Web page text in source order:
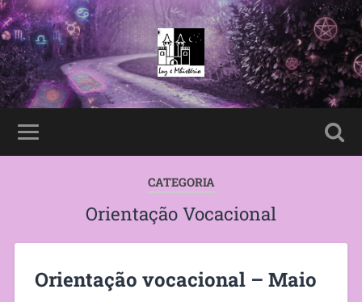
CATEGORIA
Orientação Vocacional
Orientação vocacional – Maio